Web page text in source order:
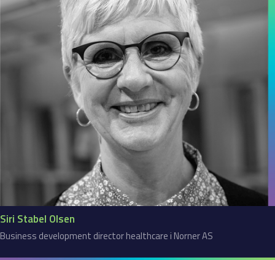
Siri Stabel Olsen
Business development director healthcare i Norner AS